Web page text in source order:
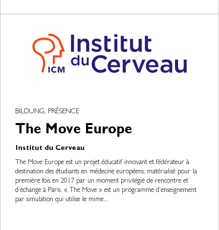
BILDUNG, PRÉSENCE
The Move Europe
Institut du Cerveau
The Move Europe est un projet éducatif innovant et fédérateur à
destination des étudiants en médecine européens, matérialisé pour la
première fois en 2017 par un moment privilégié de rencontre et
d’échange à Paris. « The Move » est un programme d’enseignement
par simulation qui utilise le mime...